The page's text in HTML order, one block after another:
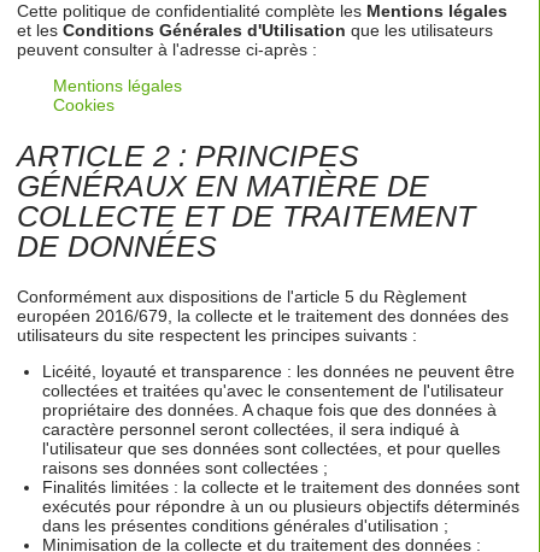
Cette politique de confidentialité complète les Mentions légales
et les Conditions Générales d'Utilisation que les utilisateurs
peuvent consulter à l'adresse ci-après :
Mentions légales
Cookies
ARTICLE 2 : PRINCIPES
GÉNÉRAUX EN MATIÈRE DE
COLLECTE ET DE TRAITEMENT
DE DONNÉES
Conformément aux dispositions de l'article 5 du Règlement
européen 2016/679, la collecte et le traitement des données des
utilisateurs du site respectent les principes suivants :
Licéité, loyauté et transparence : les données ne peuvent être
collectées et traitées qu'avec le consentement de l'utilisateur
propriétaire des données. A chaque fois que des données à
caractère personnel seront collectées, il sera indiqué à
l'utilisateur que ses données sont collectées, et pour quelles
raisons ses données sont collectées ;
Finalités limitées : la collecte et le traitement des données sont
exécutés pour répondre à un ou plusieurs objectifs déterminés
dans les présentes conditions générales d'utilisation ;
Minimisation de la collecte et du traitement des données :